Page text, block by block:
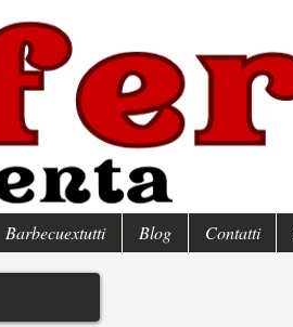
Barbecuextutti Blog Contatti